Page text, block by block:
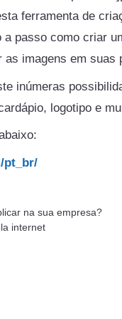
ferramenta de
passo como criar
imagens em suas
inúmeras
logotipo e
pt_br/
na sua empresa?
internet